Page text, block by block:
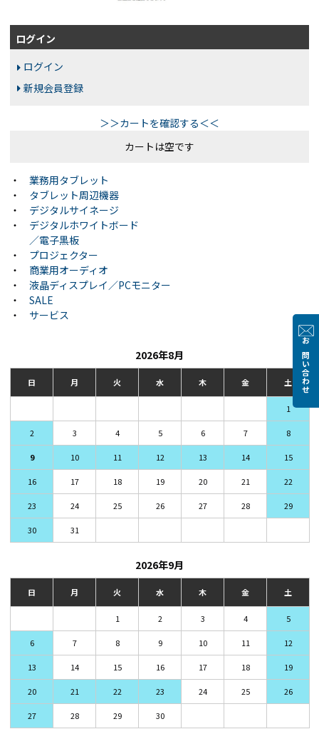
お問い合わせ
ログイン
ログイン
新規会員登録
＞＞カートを確認する＜＜
カートは空です
・
業務用タブレット
・
タブレット周辺機器
・
デジタルサイネージ
・
デジタルホワイトボード
／電子黒板
・
プロジェクター
・
商業用オーディオ
・
液晶ディスプレイ／PCモニター
・
SALE
・
サービス
2026年8月
日 月 火 水 木 金 土
1
2 3 4 5 6 7 8
9 10 11 12 13 14 15
16 17 18 19 20 21 22
23 24 25 26 27 28 29
30 31
2026年9月
日 月 火 水 木 金 土
1 2 3 4 5
6 7 8 9 10 11 12
13 14 15 16 17 18 19
20 21 22 23 24 25 26
27 28 29 30